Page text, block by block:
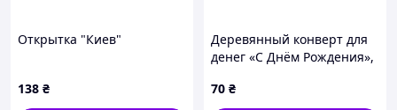
Открытка "Киев"
138 ₴
Деревянный конверт для
денег «С Днём Рождения»,
70 ₴